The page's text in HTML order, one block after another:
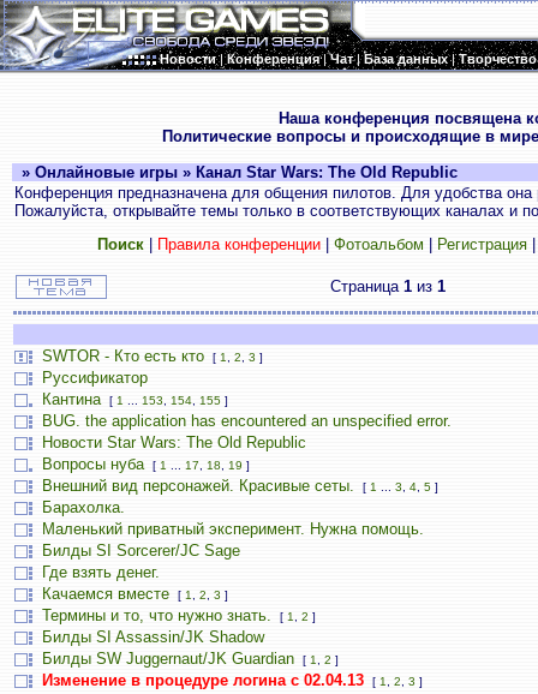
Новости|Конференция|Чат|База данных|Творчество
Наша конференция посвящена
Политические вопросы и происходящие в
» Онлайновые игры » Канал Star Wars: The Old Republic
Конференция предназначена для общения пилотов. Для удобства
Пожалуйста, открывайте темы только в соответствующих каналах и
Поиск| Правила конференции| Фотоальбом Регистрация
Страница 1 из 1
SWTOR - Кто есть кто [ 1 2 3 ]
Руссификатор
Кантина
[ 1 153 154 155 ]
BUG. the application has encountered an unspecified error.
Новости Star Wars: The Old Republic
Вопросы нуба
[ 1 17 18 19 ]
Внешний вид персонажей. Красивые сеты. [ 1 3 4 5 ]
Барахолка.
Маленький приватный эксперимент. Нужна помощь.
Билды SI Sorcerer/JC Sage
Где взять денег.
Качаемся вместе
[ 1 2 3 ]
Термины и то, что нужно знать. [ 1 2 ]
Билды SI Assassin/JK Shadow
Билды SW Juggernaut/JK Guardian
[ 1 2 ]
Изменение в процедуре логина с 02.04.13 [ 1 2 3 ]